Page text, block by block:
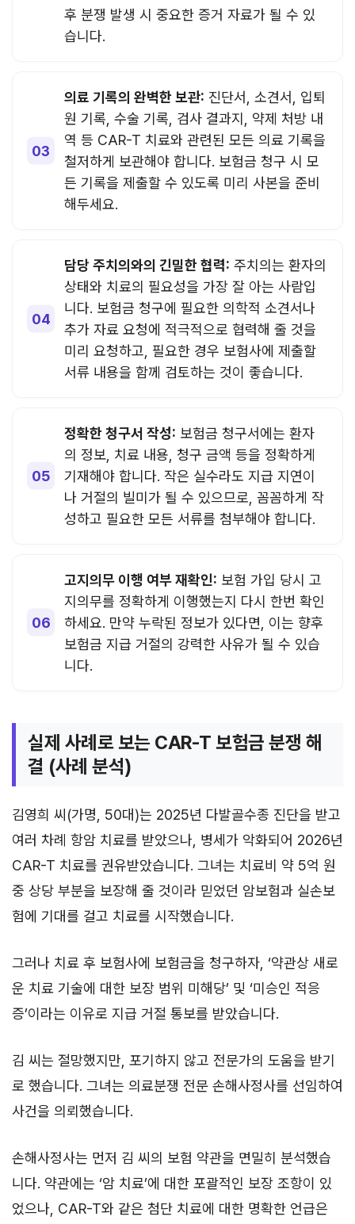
후 분쟁 발생 시 중요한 증거 자료가 될 수 있
습니다.
의료 기록의 완벽한 보관: 진단서, 소견서, 입퇴
원 기록, 수술 기록, 검사 결과지, 약제 처방 내
역 등 CAR-T 치료와 관련된 모든 의료 기록을
철저하게 보관해야 합니다. 보험금 청구 시 모
든 기록을 제출할 수 있도록 미리 사본을 준비
해두세요.
담당 주치의와의 긴밀한 협력: 주치의는 환자의
상태와 치료의 필요성을 가장 잘 아는 사람입
니다. 보험금 청구에 필요한 의학적 소견서나
추가 자료 요청에 적극적으로 협력해 줄 것을
미리 요청하고, 필요한 경우 보험사에 제출할
서류 내용을 함께 검토하는 것이 좋습니다.
정확한 청구서 작성: 보험금 청구서에는 환자
의 정보, 치료 내용, 청구 금액 등을 정확하게
기재해야 합니다. 작은 실수라도 지급 지연이
나 거절의 빌미가 될 수 있으므로, 꼼꼼하게 작
성하고 필요한 모든 서류를 첨부해야 합니다.
고지의무 이행 여부 재확인: 보험 가입 당시 고
지의무를 정확하게 이행했는지 다시 한번 확인
하세요. 만약 누락된 정보가 있다면, 이는 향후
보험금 지급 거절의 강력한 사유가 될 수 있습
니다.
실제 사례로 보는 CAR-T 보험금 분쟁 해
결 (사례 분석)
김영희 씨(가명, 50대)는 2025년 다발골수종 진단을 받고
여러 차례 항암 치료를 받았으나, 병세가 악화되어 2026년
CAR-T 치료를 권유받았습니다. 그녀는 치료비 약 5억 원
중 상당 부분을 보장해 줄 것이라 믿었던 암보험과 실손보
험에 기대를 걸고 치료를 시작했습니다.
그러나 치료 후 보험사에 보험금을 청구하자, ‘약관상 새로
운 치료 기술에 대한 보장 범위 미해당’ 및 ‘미승인 적응
증’이라는 이유로 지급 거절 통보를 받았습니다.
김 씨는 절망했지만, 포기하지 않고 전문가의 도움을 받기
로 했습니다. 그녀는 의료분쟁 전문 손해사정사를 선임하여
사건을 의뢰했습니다.
손해사정사는 먼저 김 씨의 보험 약관을 면밀히 분석했습
니다. 약관에는 ‘암 치료’에 대한 포괄적인 보장 조항이 있
었으나, CAR-T와 같은 첨단 치료에 대한 명확한 언급은